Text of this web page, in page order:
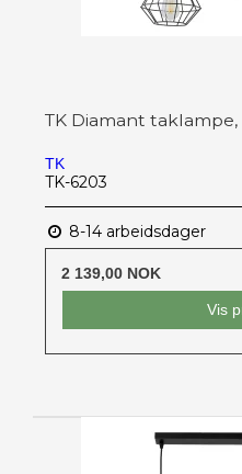
TK Diamant
TK
TK-6203
8-14 arbeidsdager
2 139,00 NOK
Vis